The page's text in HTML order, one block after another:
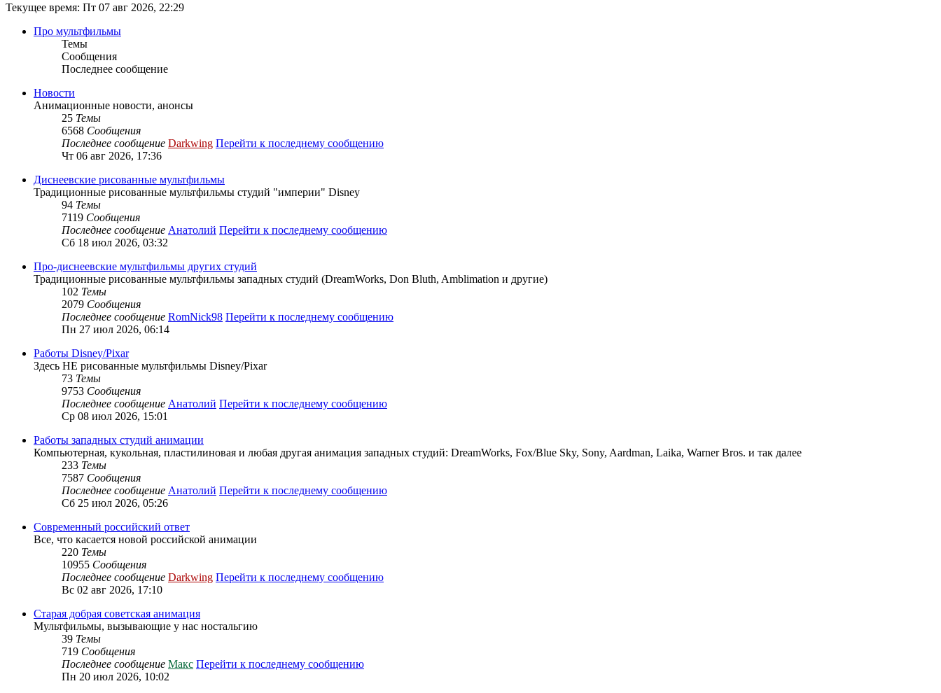
Текущее время: Пт 07 авг 2026, 22:29
Про мультфильмы
Темы
Сообщения
Последнее сообщение
Новости
Анимационные новости, анонсы
25 Темы
6568 Сообщения
Последнее сообщение Darkwing Перейти к последнему сообщению
Чт 06 авг 2026, 17:36
Диснеевские рисованные мультфильмы
Традиционные рисованные мультфильмы студий "империи" Disney
94 Темы
7119 Сообщения
Последнее сообщение Анатолий Перейти к последнему сообщению
Сб 18 июл 2026, 03:32
Про-диснеевские мультфильмы других студий
Традиционные рисованные мультфильмы западных студий (DreamWorks, Don Bluth, Amblimation и другие)
102 Темы
2079 Сообщения
Последнее сообщение RomNick98 Перейти к последнему сообщению
Пн 27 июл 2026, 06:14
Работы Disney/Pixar
Здесь НЕ рисованные мультфильмы Disney/Pixar
73 Темы
9753 Сообщения
Последнее сообщение Анатолий Перейти к последнему сообщению
Ср 08 июл 2026, 15:01
Работы западных студий анимации
Компьютерная, кукольная, пластилиновая и любая другая анимация западных студий: DreamWorks, Fox/Blue Sky, Sony, Aardman, Laika, Warner Bros. и так далее
233 Темы
7587 Сообщения
Последнее сообщение Анатолий Перейти к последнему сообщению
Сб 25 июл 2026, 05:26
Современный российский ответ
Все, что касается новой российской анимации
220 Темы
10955 Сообщения
Последнее сообщение Darkwing Перейти к последнему сообщению
Вс 02 авг 2026, 17:10
Старая добрая советская анимация
Мультфильмы, вызывающие у нас ностальгию
39 Темы
719 Сообщения
Последнее сообщение Макс Перейти к последнему сообщению
Пн 20 июл 2026, 10:02